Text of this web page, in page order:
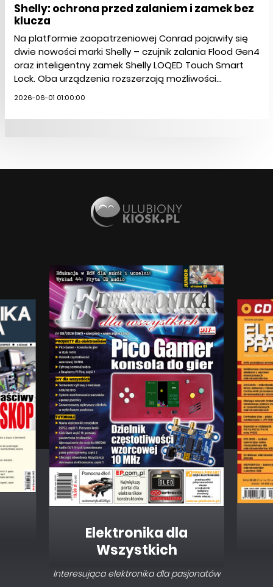
Shelly: ochrona przed zalaniem i zamek bez
klucza
Na platformie zaopatrzeniowej Conrad pojawiły się
dwie nowości marki Shelly – czujnik zalania Flood Gen4
oraz inteligentny zamek Shelly LOQED Touch Smart
Lock. Oba urządzenia rozszerzają możliwości...
2026-06-01 01:00:00
Elektronika dla
Wszystkich
Interesująca elektronika dla pasjonatów